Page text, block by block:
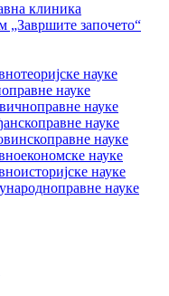
клиника
„Завршите започето“
науке
науке
науке
науке
науке
науке
науке
науке